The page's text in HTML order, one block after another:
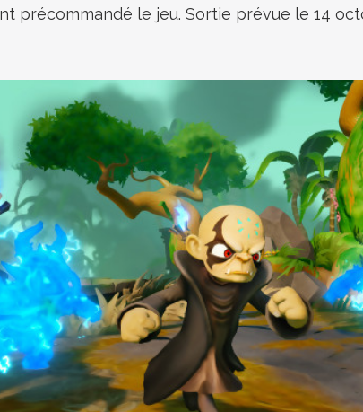
précommandé le jeu. Sortie prévue le 14